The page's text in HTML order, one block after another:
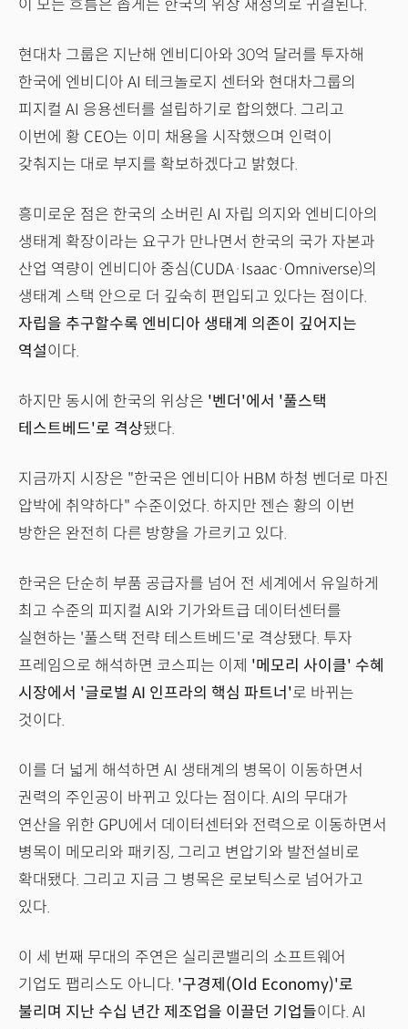
이 모든 흐름은 좁게는 한국의 위상 재정의로 귀결된다.
현대차 그룹은 지난해 엔비디아와 30억 달러를 투자해
한국에 엔비디아 AI 테크놀로지 센터와 현대차그룹의
피지컬 AI 응용센터를 설립하기로 합의했다. 그리고
이번에 황 CEO는 이미 채용을 시작했으며 인력이
갖춰지는 대로 부지를 확보하겠다고 밝혔다.
흥미로운 점은 한국의 소버린 AI 자립 의지와 엔비디아의
생태계 확장이라는 요구가 만나면서 한국의 국가 자본과
산업 역량이 엔비디아 중심(CUDA·Isaac·Omniverse)의
생태계 스택 안으로 더 깊숙히 편입되고 있다는 점이다.
자립을 추구할수록 엔비디아 생태계 의존이 깊어지는
역설이다.
하지만 동시에 한국의 위상은 '벤더'에서 '풀스택
테스트베드'로 격상됐다.
지금까지 시장은 "한국은 엔비디아 HBM 하청 벤더로 마진
압박에 취약하다" 수준이었다. 하지만 젠슨 황의 이번
방한은 완전히 다른 방향을 가르키고 있다.
한국은 단순히 부품 공급자를 넘어 전 세계에서 유일하게
최고 수준의 피지컬 AI와 기가와트급 데이터센터를
실현하는 '풀스택 전략 테스트베드'로 격상됐다. 투자
프레임으로 해석하면 코스피는 이제 '메모리 사이클' 수혜
시장에서 '글로벌 AI 인프라의 핵심 파트너'로 바뀌는
것이다.
이를 더 넓게 해석하면 AI 생태계의 병목이 이동하면서
권력의 주인공이 바뀌고 있다는 점이다. AI의 무대가
연산을 위한 GPU에서 데이터센터와 전력으로 이동하면서
병목이 메모리와 패키징, 그리고 변압기와 발전설비로
확대됐다. 그리고 지금 그 병목은 로보틱스로 넘어가고
있다.
이 세 번째 무대의 주연은 실리콘밸리의 소프트웨어
기업도 팹리스도 아니다. '구경제(Old Economy)'로
불리며 지난 수십 년간 제조업을 이끌던 기업들이다. AI